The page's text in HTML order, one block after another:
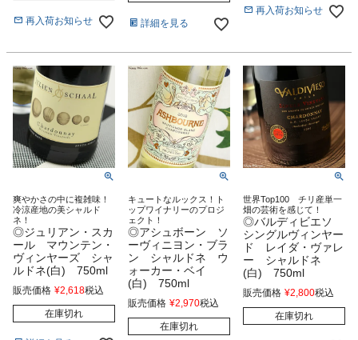
再入荷お知らせ 詳細を見る
再入荷お知らせ
爽やかさの中に複雑味！
冷涼産地の美シャルド
ネ！
◎ジュリアン・スカ
ール マウンテン・
ヴィンヤーズ シャ
ルドネ(白) 750ml
販売価格 ¥2,618税込
在庫切れ
キュートなルックス！ト
ップワイナリーのプロジ
ェクト！
◎アシュボーン ソ
ーヴィニヨン・ブラ
ン シャルドネ ウ
ォーカー・ベイ
(白) 750ml
販売価格 ¥2,970税込
在庫切れ
世界Top100 チリ産単一
畑の芸術を感じて！
◎バルディビエソ
シングルヴィンヤー
ド レイダ・ヴァレ
ー シャルドネ
(白) 750ml
販売価格 ¥2,800税込
在庫切れ